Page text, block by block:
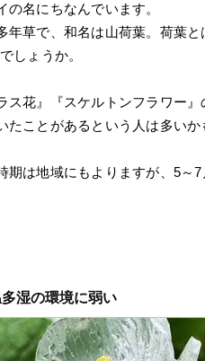
名にちなんでいます。
年草で、和名は山荷葉。荷葉
しょうか。
ス花』『スケルトンフラワー
たことがあるという人は多いか
期は地域にもよりますが、5～
湿の環境に弱い